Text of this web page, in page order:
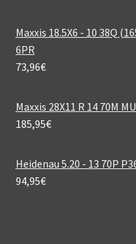
Maxxis 18.5X6 - 10 38Q
6PR
73,96€
Maxxis 28X11 R 14 70M
185,95€
Heidenau 5.20 - 13 70P
94,95€